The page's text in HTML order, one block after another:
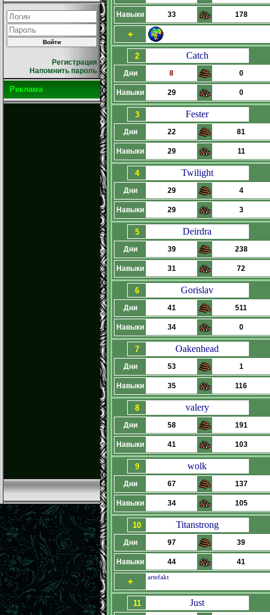
Регистрация
Напомнить пароль
Реклама
Навыки 33 178
+
2 Catch
Дни 8 0
Навыки 29 0
3 Fester
Дни 22 81
Навыки 29 11
4 Twilight
Дни 29 4
Навыки 29 3
5 Deirdra
Дни 39 238
Навыки 31 72
6 Gorislav
Дни 41 511
Навыки 34 0
7 Oakenhead
Дни 53 1
Навыки 35 116
8 valery
Дни 58 191
Навыки 41 103
9 wolk
Дни 67 137
Навыки 34 105
10 Titanstrong
Дни 97 39
Навыки 44 41
+ artefakt
11 Just